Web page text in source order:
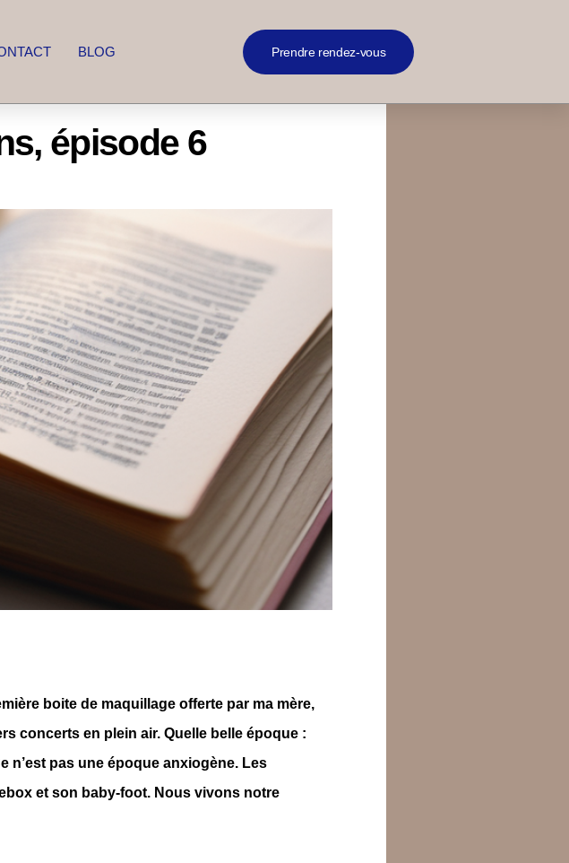
BLOG Prendre rendez-vous
épisode 6
boite de maquillage offerte par ma mère,
concerts en plein air. Quelle belle époque :
n’est pas une époque anxiogène. Les
et son baby-foot. Nous vivons notre